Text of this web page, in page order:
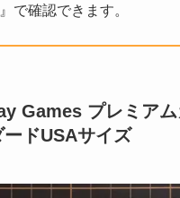
』で確認できます。
Games プレミアム
ードUSAサイズ